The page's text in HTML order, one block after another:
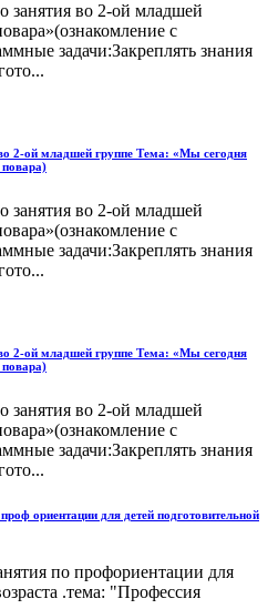
занятия во 2-ой младшей
с
задачи:Закреплять знания
2-ой младшей группе Тема: «Мы сегодня
повара)
занятия во 2-ой младшей
с
задачи:Закреплять знания
2-ой младшей группе Тема: «Мы сегодня
повара)
занятия во 2-ой младшей
с
задачи:Закреплять знания
ориентации для детей подготовительной
по профориентации для
.тема: "Профессия